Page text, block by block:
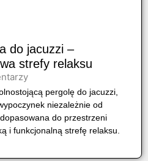
do jacuzzi –
strefy relaksu
pergolę do jacuzzi,
niezależnie od
do przestrzeni
i funkcjonalną strefę relaksu.